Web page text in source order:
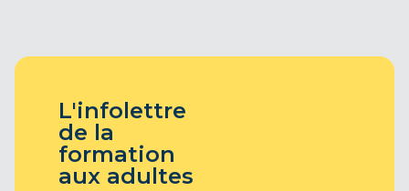
L'infolettre
de la
formation
aux adultes